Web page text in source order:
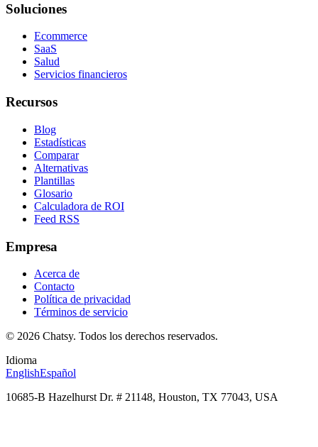
Soluciones
Ecommerce
SaaS
Salud
Servicios financieros
Recursos
Blog
Estadísticas
Comparar
Alternativas
Plantillas
Glosario
Calculadora de ROI
Feed RSS
Empresa
Acerca de
Contacto
Política de privacidad
Términos de servicio
© 2026 Chatsy. Todos los derechos reservados.
Idioma
EnglishEspañol
10685-B Hazelhurst Dr. # 21148, Houston, TX 77043, USA